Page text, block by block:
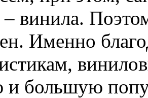
– винила.
Именно
большую